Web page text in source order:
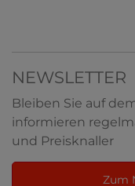
NEWSLETTER
Bleiben Sie auf
informieren
und Preisknaller
Zum